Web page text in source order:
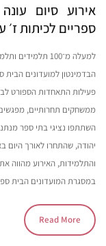
אירוע סיום
ספריים לכיתות ז׳
למעלה מ־100
הבדמינטון למועדונים הבית
פעילות התאחדות הספורט
ממשחקים תחרותיים, מפגשים
השתתפו נציגי בתי ספר
יהודה, שהתחרו לאורך היום
והתלמידות, האירוע מהווה
במסגרת המועדונים הבית
Read More